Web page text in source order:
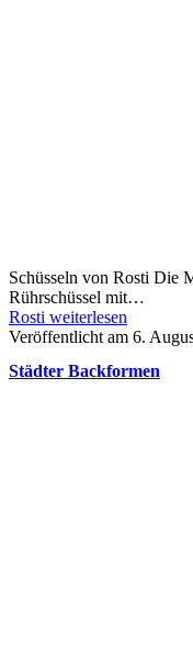
Schüsseln von Rosti Die
Rührschüssel mit…
Rosti weiterlesen
Veröffentlicht am 6.
Städter Backformen